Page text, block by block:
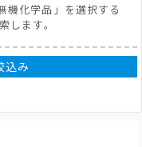
機化学品」を選択する
します。
込み